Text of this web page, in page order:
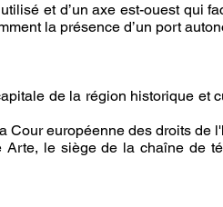
et d’un axe est-ouest qui
la présence d’un port
de la région historique et
européenne des droits de
Arte, le siège de la chaîne de